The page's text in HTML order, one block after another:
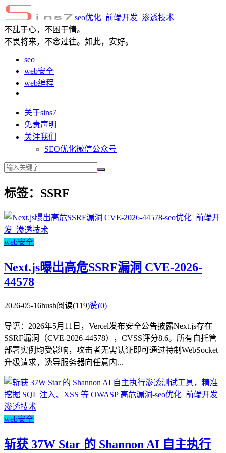
seo优化_前端开发_渗透技术
不乱于心，不困于情。
不畏将来，不念过往。如此，安好。
seo
web安全
web编程
关于sins7
免责声明
关注我们
SEO优化微信公众号
标签：SSRF
web安全
Next.js曝出高危SSRF漏洞 CVE-2026-
44578
2026-05-16hush阅读(119)赞(0)
导语：2026年5月11日，Vercel发布安全公告披露Next.js存在
SSRF漏洞（CVE-2026-44578），CVSS评分8.6。所有自托管
部署实例均受影响，攻击者无需认证即可通过特制WebSocket
升级请求，诱导服务器向任意内...
web安全
斩获 37W Star 的 Shannon AI 自主执行